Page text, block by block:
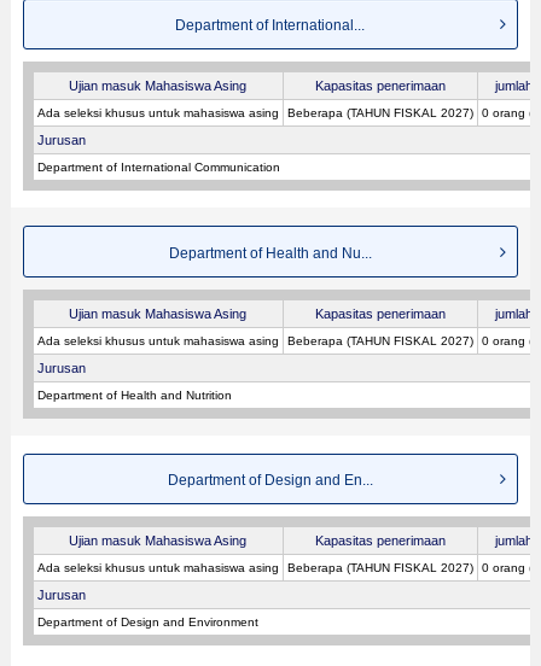
Department of International...
Ujian masuk Mahasiswa Asing Kapasitas penerimaan jumlah
Ada seleksi khusus untuk mahasiswa asing Beberapa (TAHUN FISKAL 2027) 0 orang
Jurusan
Department of International Communication
Department of Health and Nu...
Ujian masuk Mahasiswa Asing Kapasitas penerimaan jumlah
Ada seleksi khusus untuk mahasiswa asing Beberapa (TAHUN FISKAL 2027) 0 orang
Jurusan
Department of Health and Nutrition
Department of Design and En...
Ujian masuk Mahasiswa Asing Kapasitas penerimaan jumlah
Ada seleksi khusus untuk mahasiswa asing Beberapa (TAHUN FISKAL 2027) 0 orang
Jurusan
Department of Design and Environment